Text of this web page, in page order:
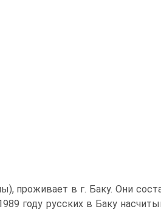
проживает в г. Баку. Они
году русских в Баку